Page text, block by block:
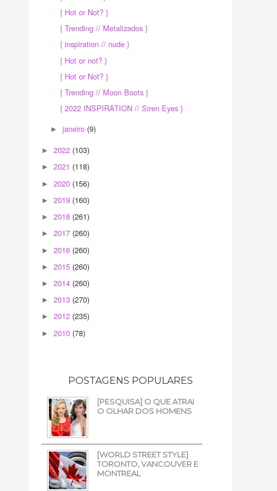
{ Hot or Not? }
{ Trending // Metalizados }
{ inspiration // nude }
{ Hot or not? }
{ Hot or Not? }
{ Trending // Moon Boots }
{ 2022 INSPIRATION // Siren Eyes }
►janeiro (9)
► 2022 (103)
► 2021 (118)
► 2020 (156)
► 2019 (160)
► 2018 (261)
► 2017 (260)
► 2016 (260)
► 2015 (260)
► 2014 (260)
► 2013 (270)
► 2012 (235)
► 2010 (78)
POSTAGENS POPULARES
[PESQUISA] O QUE ATRAI
O OLHAR DOS HOMENS
[WORLD STREET STYLE]
TORONTO, VANCOUVER E
MONTREAL